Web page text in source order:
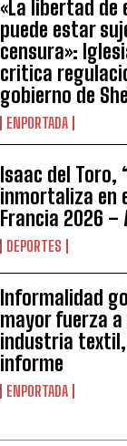
«La libertad de
puede estar
censura»:
critica
gobierno de
ENPORTADA
Isaac del Toro,
inmortaliza en
Francia 2026 –
DEPORTES
Informalidad
mayor fuerza
industria textil,
informe
ENPORTADA